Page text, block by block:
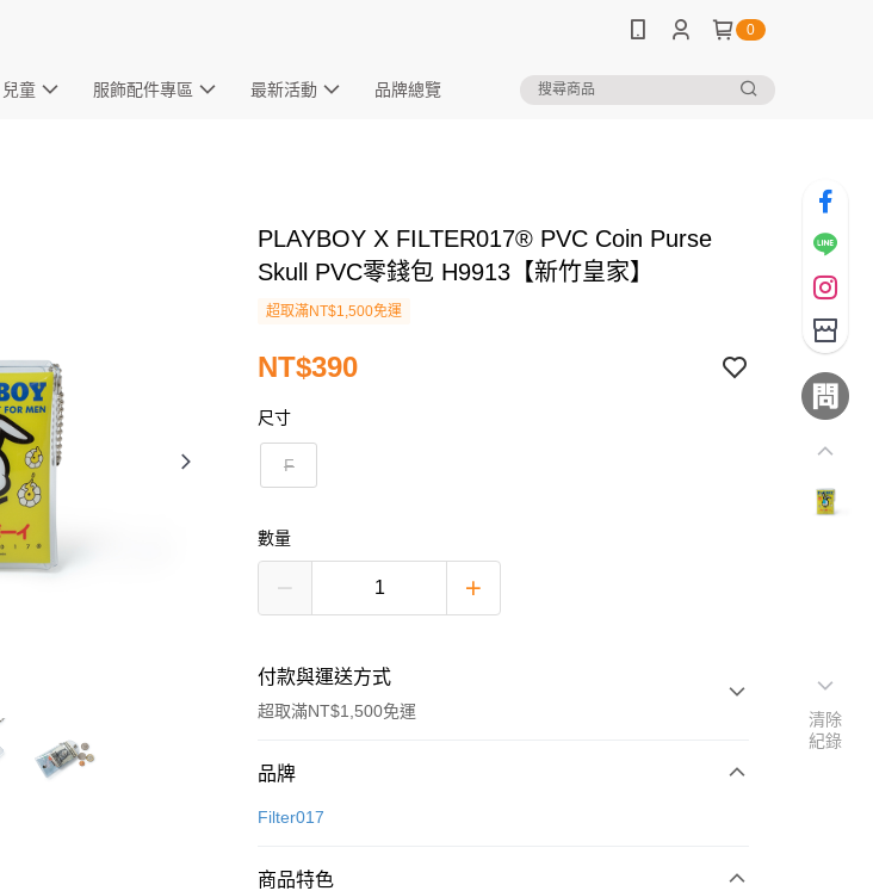
0
兒童 服飾配件專區 最新活動 品牌總覽
PLAYBOY X FILTER017® PVC Coin Purse
Skull PVC零錢包 H9913【新竹皇家】
超取滿NT$1,500免運
NT$390
尺寸
F
數量
付款與運送方式
超取滿NT$1,500免運
付款方式
信用卡一次付款
品牌
Filter017
商品特色
清除
紀錄